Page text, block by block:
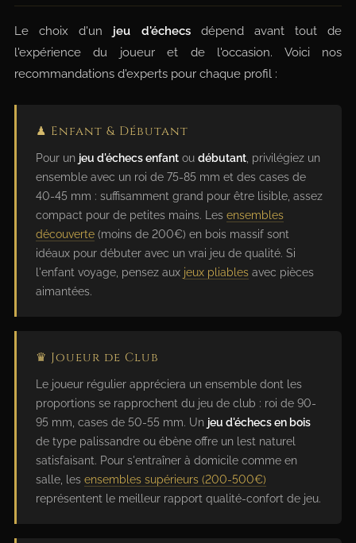
Le choix d'un jeu d'échecsdépend avant tout de
l'expérience du joueur et de l'occasion. Voici nos
recommandations d'experts pour chaque profil :
♟ Enfant & Débutant
Pour un jeu d'échecs enfant ou débutant, privilégiez un
ensemble avec un roi de 75-85 mm et des cases de
40-45 mm : suffisamment grand pour être lisible, assez
compact pour de petites mains. Les ensembles
découverte (moins de 200€) en bois massif sont
idéaux pour débuter avec un vrai jeu de qualité. Si
l'enfant voyage, pensez aux jeux pliables avec pièces
aimantées.
♛ Joueur de Club
Le joueur régulier appréciera un ensemble dont les
proportions se rapprochent du jeu de club : roi de 90-
95 mm, cases de 50-55 mm. Un jeu d'échecs en bois
de type palissandre ou ébène offre un lest naturel
satisfaisant. Pour s'entraîner à domicile comme en
salle, les ensembles supérieurs (200-500€)
représentent le meilleur rapport qualité-confort de jeu.